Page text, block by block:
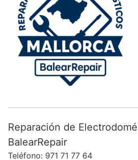
Reparación de
BalearRepair
Teléfono: 971 71 77 64